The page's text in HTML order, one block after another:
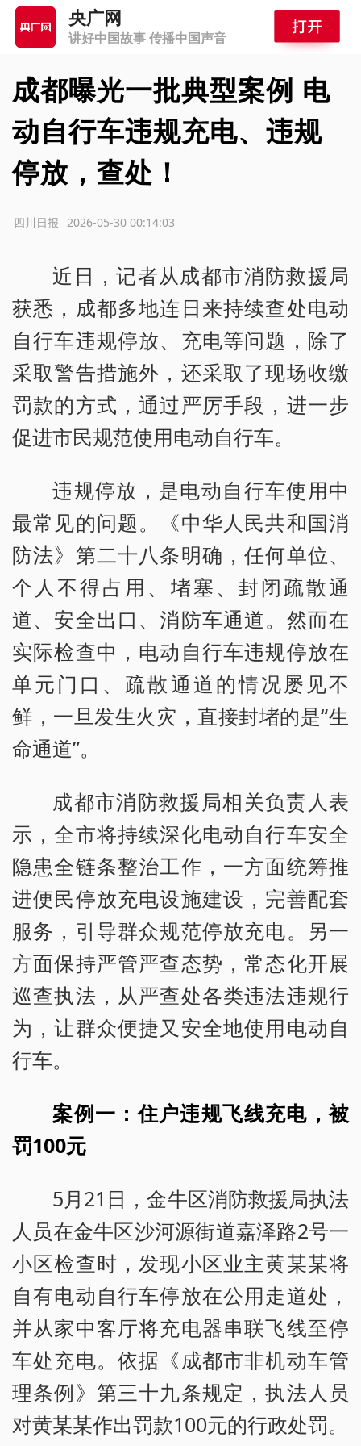
央广网
讲好中国故事 传播中国声音
成都曝光一批典型案例 电
动自行车违规充电、违规
停放，查处！
2026-05-30 00:14:03
四川日报
近日，记者从成都市消防救援局
获悉，成都多地连日来持续查处电动
自行车违规停放、充电等问题，除了
采取警告措施外，还采取了现场收缴
罚款的方式，通过严厉手段，进一步
促进市民规范使用电动自行车。
违规停放，是电动自行车使用中
最常见的问题。《中华人民共和国消
防法》第二十八条明确，任何单位、
个人不得占用、堵塞、封闭疏散通
道、安全出口、消防车通道。然而在
实际检查中，电动自行车违规停放在
单元门口、疏散通道的情况屡见不
鲜，一旦发生火灾，直接封堵的是“生
命通道”。
成都市消防救援局相关负责人表
示，全市将持续深化电动自行车安全
隐患全链条整治工作，一方面统筹推
进便民停放充电设施建设，完善配套
服务，引导群众规范停放充电。另一
方面保持严管严查态势，常态化开展
巡查执法，从严查处各类违法违规行
为，让群众便捷又安全地使用电动自
行车。
案例一：住户违规飞线充电，被
罚100元
5月21日，金牛区消防救援局执法
人员在金牛区沙河源街道嘉泽路2号一
小区检查时，发现小区业主黄某某将
自有电动自行车停放在公用走道处，
并从家中客厅将充电器串联飞线至停
车处充电。依据《成都市非机动车管
理条例》第三十九条规定，执法人员
对黄某某作出罚款100元的行政处罚。